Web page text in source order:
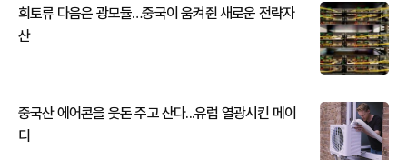
희토류 다음은 광모듈…중국이 움켜쥔 새로운 전략자
산
중국산 에어콘을 웃돈 주고 산다...유럽 열광시킨 메이
디